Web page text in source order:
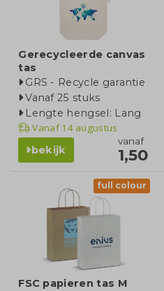
Gerecycleerde canvas
tas
GRS - Recycle garantie
Vanaf 25 stuks
Lengte hengsel: Lang
Vanaf14 augustus
bekijk
vanaf
1,50
full colour
FSC papieren tas M